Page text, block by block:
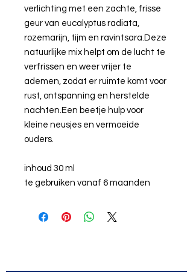
verlichting met een zachte, frisse
geur van eucalyptus radiata,
rozemarijn, tijm en ravintsara.Deze
natuurlijke mix helpt om de lucht te
verfrissen en weer vrijer te
ademen, zodat er ruimte komt voor
rust, ontspanning en herstelde
nachten.Een beetje hulp voor
kleine neusjes en vermoeide
ouders.
inhoud 30 ml
te gebruiken vanaf 6 maanden